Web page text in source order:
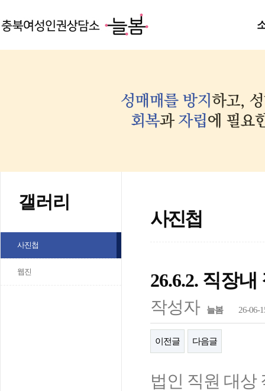
갤러리
사진첩
웹진
사진첩
26.6.2. 직장
작성자 늘봄 26-06-
이전글 다음글
법인 직원 대상